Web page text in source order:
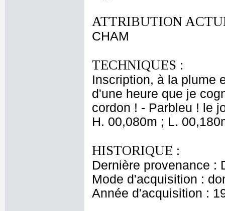
ATTRIBUTION
CHAM
TECHNIQUES :
Inscription, à la plume
d'une heure que je
cordon ! - Parbleu ! le
H. 00,080m ; L.
HISTORIQUE :
Dernière provenance :
Mode d'acquisition :
Année d'acquisition :